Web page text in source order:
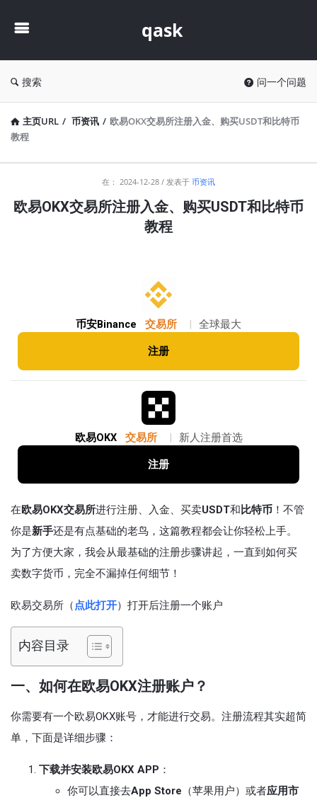
qask
搜索 问一个问题
主页URL / 币资讯 / 欧易OKX交易所注册入金、购买USDT和比特币
教程
最
在： 2024-12-28 发表于 币资讯
欧易OKX交易所注册入金、购买USDT和比特币
教程
币安Binance 交易所 全球最大
注册
欧易OKX 交易所 新人注册首选
注册
在欧易OKX交易所进行注册、入金、买卖USDT和 比特币 ！不管
你是新手还是有点基础的老鸟，这篇教程都会让你轻松上手。
为了方便大家，我会从最基础的注册步骤讲起，一直到如何买
卖数字货币，完全不漏掉任何细节！
欧易交易所（ 点此打开）打开后注册一个账户
内容目录
一、如何在欧易OKX注册账户？
你需要有一个欧易OKX账号，才能进行交易。注册流程其实超简
单，下面是详细步骤：
下载并安装欧易OKX APP ：
你可以直接去App Store （苹果用户）或者应用市